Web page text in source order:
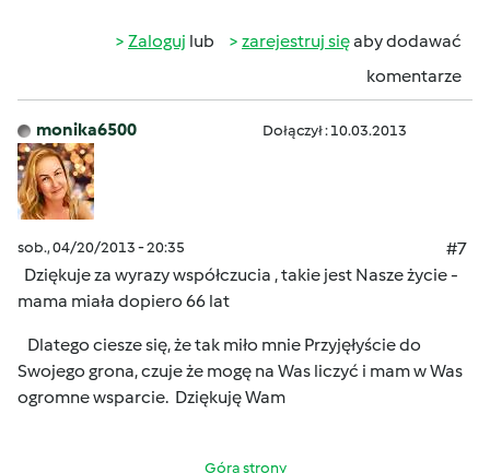
Zaloguj lub zarejestruj sięaby dodawać
komentarze
monika6500 Dołączył : 10.03.2013
sob., 04/20/2013 - 20:35
#7
Dziękuje za wyrazy współczucia , takie jest Nasze życie -
mama miała dopiero 66 lat
Dlatego ciesze się, że tak miło mnie Przyjęłyście do
Swojego grona, czuje że mogę na Was liczyć i mam w Was
ogromne wsparcie. Dziękuję Wam
Góra strony